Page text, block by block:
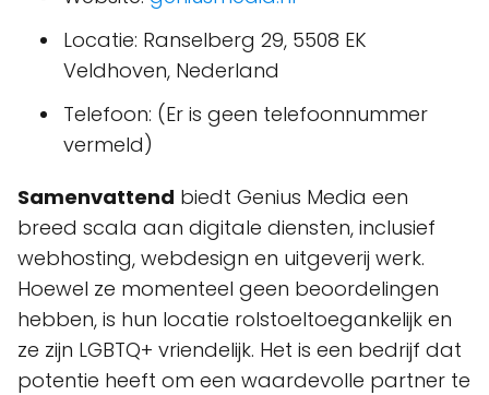
Locatie: Ranselberg 29, 5508 EK
Veldhoven, Nederland
Telefoon: (Er is geen telefoonnummer
vermeld)
Samenvattend biedt Genius Media een
breed scala aan digitale diensten, inclusief
webhosting, webdesign en uitgeverij werk.
Hoewel ze momenteel geen beoordelingen
hebben, is hun locatie rolstoeltoegankelijk en
ze zijn LGBTQ+ vriendelijk. Het is een bedrijf dat
potentie heeft om een waardevolle partner te